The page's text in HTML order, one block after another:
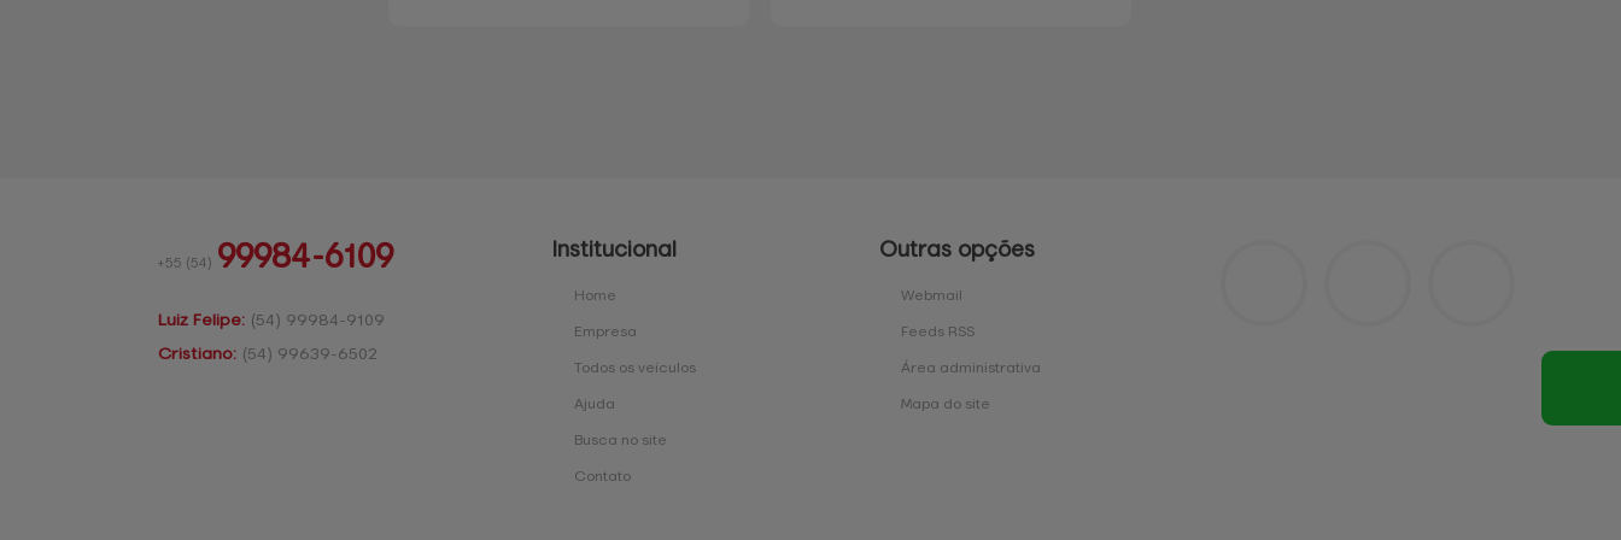
+55 (54) 99984-6109
Luiz Felipe: (54) 99984-9109
Cristiano: (54) 99639-6502
Institucional
Home
Empresa
Todos os veículos
Ajuda
Busca no site
Contato
Outras opções
Webmail
Feeds RSS
Área administrativa
Mapa do site